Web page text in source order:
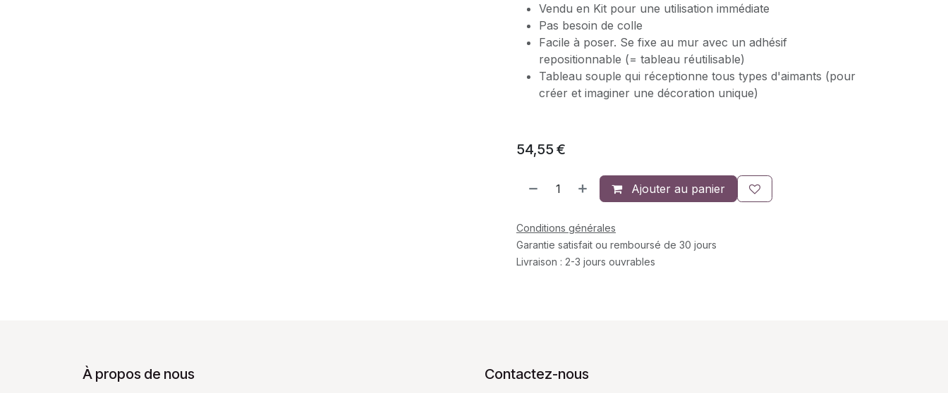
Vendu en Kit pour une utilisation immédiate
Pas besoin de colle
Facile à poser. Se fixe au mur avec un adhésif
repositionnable (= tableau réutilisable)
Tableau souple qui réceptionne tous types d'aimants (pour
créer et imaginer une décoration unique)
54,55 €
Ajouter au panier
Conditions générales
Garantie satisfait ou remboursé de 30 jours
Livraison : 2-3 jours ouvrables
À propos de nous Contactez-nous